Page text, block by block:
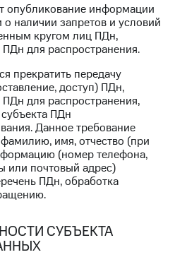
опубликование информации
наличии запретов и условий
кругом лиц ПДн,
для распространения.
прекратить передачу
доступ) ПДн,
для распространения,
ПДн
Данное требование
имя, отчество (при
(номер телефона,
или почтовый адрес)
ПДн, обработка
СУБЪЕКТА